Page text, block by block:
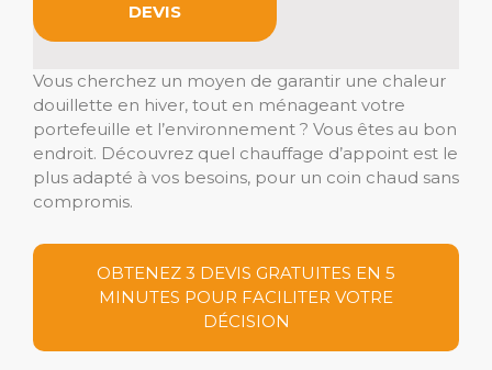
DEVIS
Vous cherchez un moyen de garantir une chaleur
douillette en hiver, tout en ménageant votre
portefeuille et l’environnement ? Vous êtes au bon
endroit. Découvrez quel chauffage d’appoint est le
plus adapté à vos besoins, pour un coin chaud sans
compromis.
OBTENEZ 3 DEVIS GRATUITES EN 5
MINUTES POUR FACILITER VOTRE
DÉCISION